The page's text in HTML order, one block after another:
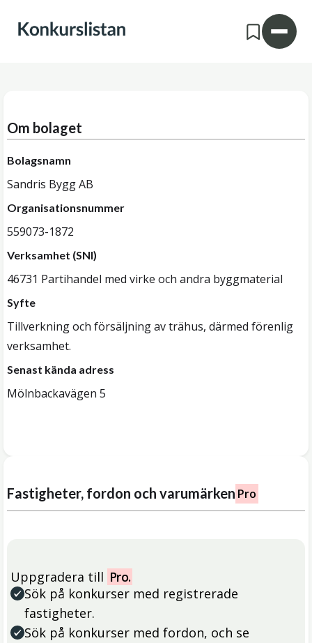
Om bolaget
Bolagsnamn
Sandris Bygg AB
Organisationsnummer
559073-1872
Verksamhet (SNI)
46731 Partihandel med virke och andra byggmaterial
Syfte
Tillverkning och försäljning av trähus, därmed förenlig
verksamhet.
Senast kända adress
Mölnbackavägen 5
Fastigheter, fordon och varumärken Pro
Uppgradera till Pro.
Sök på konkurser med registrerade
fastigheter.
Sök på konkurser med fordon, och se